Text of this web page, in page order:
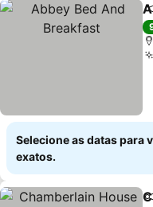
Selecione as datas para
exatos.